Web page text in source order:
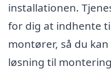
installationen.
for dig at indhente
montører, så du
løsning til